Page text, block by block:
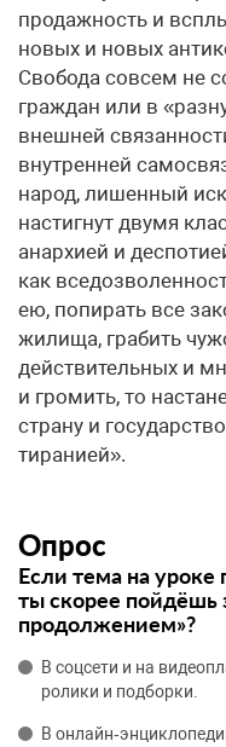
Опрос
Если тема на уроке
ты скорее пойдёшь
продолжением»?
В соцсети и на
ролики и подборки.
В